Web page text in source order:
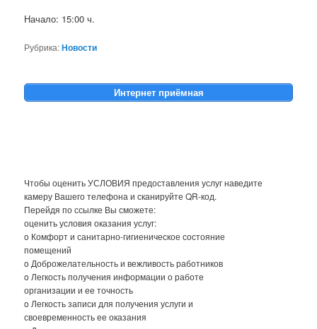
Начало: 15:00 ч.
Рубрика:Новости
Интернет приёмная
Чтобы оценить УСЛОВИЯ предоставления услуг наведите
камеру Вашего телефона и сканируйте QR-код.
Перейдя по ссылке Вы сможете:
оценить условия оказания услуг:
o Комфорт и санитарно-гигиеническое состояние
помещений
o Доброжелательность и вежливость работников
o Легкость получения информации о работе
организации и ее точность
o Легкость записи для получения услуги и
своевременность ее оказания